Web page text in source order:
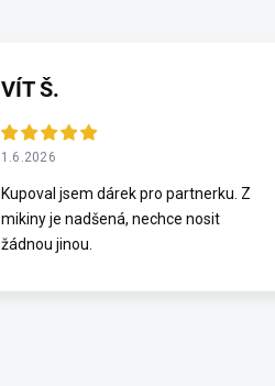
VÍT Š.
1.6.2026
Kupoval jsem dárek pro partnerku. Z
mikiny je nadšená, nechce nosit
žádnou jinou.